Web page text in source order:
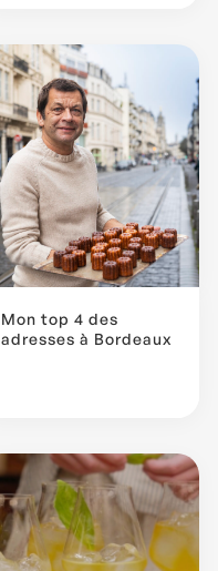
Mon top 4 des
adresses à Bordeaux